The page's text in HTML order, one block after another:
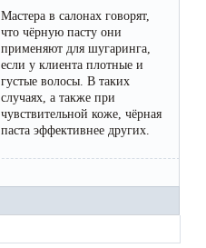
Мастера в салонах говорят,
что чёрную пасту они
применяют для шугаринга,
если у клиента плотные и
густые волосы. В таких
случаях, а также при
чувствительной коже, чёрная
паста эффективнее других.